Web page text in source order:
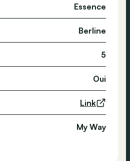
Essence
Berline
5
Oui
Link
My Way